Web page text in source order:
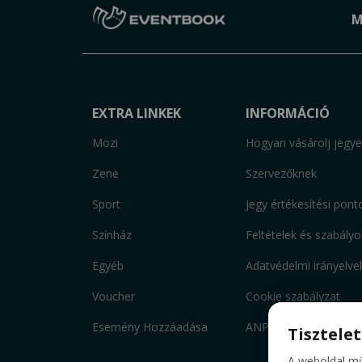
EXTRA LINKEK
Mozi
Zene
Sport
Színház
Egyéb
Voucher
Esemény Hozzáadása
INFORMÁCIÓ
Hogyan vásárolj
Szervezőknek
Jegy értékesítési
Feltételek és
Adatvédelmi
Cookie szabályzat
ANPC